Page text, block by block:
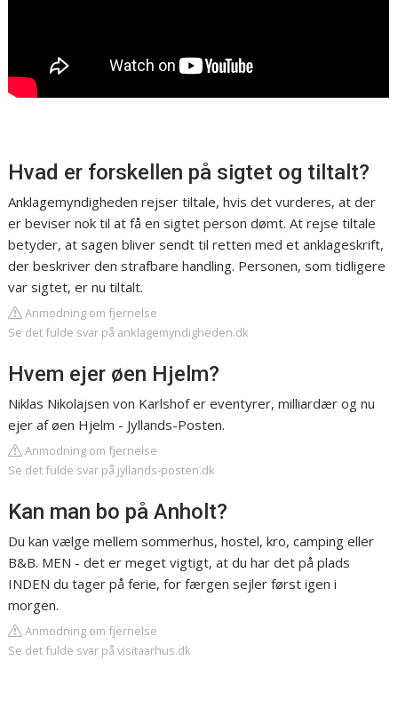
Hvad er forskellen på sigtet og tiltalt?
Anklagemyndigheden rejser tiltale, hvis det vurderes, at der
er beviser nok til at få en sigtet person dømt. At rejse tiltale
betyder, at sagen bliver sendt til retten med et anklageskrift,
der beskriver den strafbare handling. Personen, som tidligere
var sigtet, er nu tiltalt.
Anmodning om fjernelse
Se det fulde svar på anklagemyndigheden.dk
Hvem ejer øen Hjelm?
Niklas Nikolajsen von Karlshof er eventyrer, milliardær og nu
ejer af øen Hjelm - Jyllands-Posten.
Anmodning om fjernelse
Se det fulde svar på jyllands-posten.dk
Kan man bo på Anholt?
Du kan vælge mellem sommerhus, hostel, kro, camping eller
B&B. MEN - det er meget vigtigt, at du har det på plads
INDEN du tager på ferie, for færgen sejler først igen i
morgen.
Anmodning om fjernelse
Se det fulde svar på visitaarhus.dk